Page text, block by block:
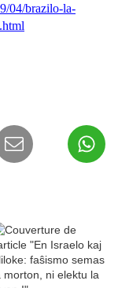
04/brazilo-la-